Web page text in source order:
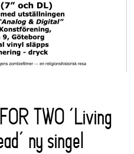
TWO ‘Living
ny singel